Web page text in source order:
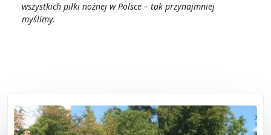
wszystkich piłki nożnej w Polsce – tak przynajmniej
myślimy.